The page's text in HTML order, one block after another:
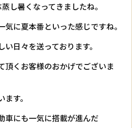
し暑くなってきましたね。
に夏本番といった感じですね。
日々を送っております。
頂くお客様のおかげでございま
す。
車にも一気に搭載が進んだ